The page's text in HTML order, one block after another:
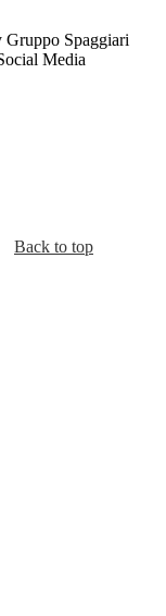
Gruppo Spaggiari
Media
Back to top